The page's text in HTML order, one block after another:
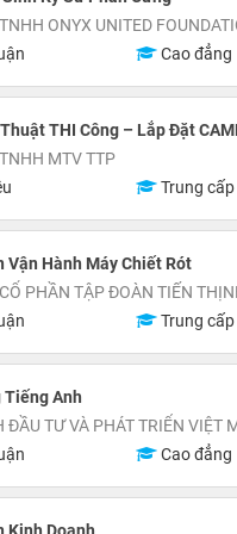
ONYX UNITED
Cao đẳng
THI Công – Lắp Đặt
MTV TTP
Trung cấp
Vận Hành Máy Chiết Rót
PHẦN TẬP ĐOÀN TIẾN
Trung cấp
Tiếng Anh
ĐẦU TƯ VÀ PHÁT TRIỂN VIỆT
Cao đẳng
Kinh Doanh